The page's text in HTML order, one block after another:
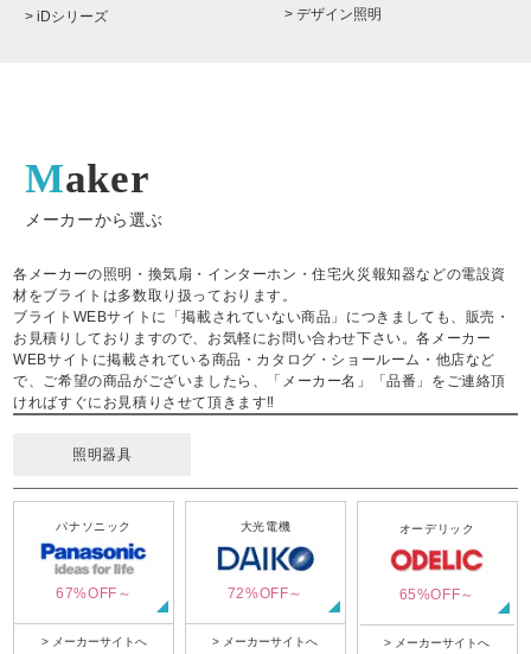
> iDシリーズ > デザイン照明
Maker
メーカーから選ぶ
各メーカーの照明・換気扇・インターホン・住宅火災報知器などの電設資
材をブライトは多数取り扱っております。
ブライトWEBサイトに「掲載されていない商品」につきましても、販売・
お見積りしておりますので、お気軽にお問い合わせ下さい。各メーカー
WEBサイトに掲載されている商品・カタログ・ショールーム・他店など
で、ご希望の商品がございましたら、「メーカー名」「品番」をご連絡頂
ければすぐにお見積りさせて頂きます‼
照明器具
パナソニック
67%OFF～
> メーカーサイトへ
大光電機
72%OFF～
> メーカーサイトへ
オーデリック
65%OFF～
> メーカーサイトへ